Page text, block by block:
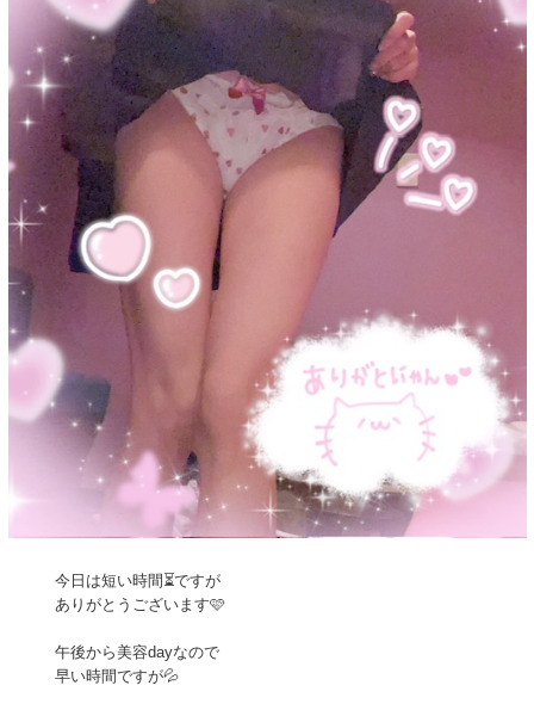
今日は短い時間⏳ですが
ありがとうございます🩷
午後から美容dayなので
早い時間ですが💦